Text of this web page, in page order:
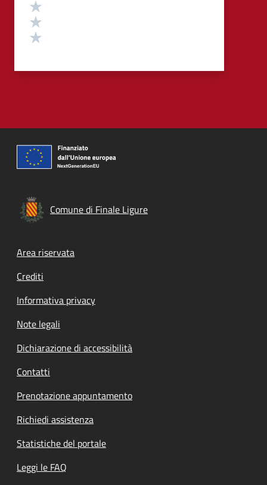
Comune di Finale Ligure
Footer menu
Area riservata
Crediti
Informativa privacy
Note legali
Dichiarazione di accessibilità
Contatti
Prenotazione appuntamento
Richiedi assistenza
Statistiche del portale
Leggi le FAQ